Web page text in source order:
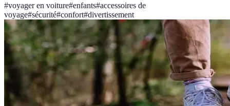
#voyager en voiture#enfants#accessoires de
voyage#sécurité#confort#divertissement